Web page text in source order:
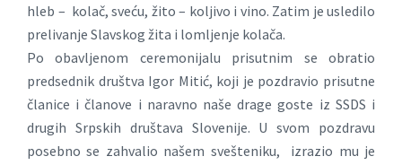
hleb – kolač, sveću, žito – koljivo i vino. Zatim je usledilo
prelivanje Slavskog žita i lomljenje kolača.
Po obavljenom ceremonijalu prisutnim se obratio
predsednik društva Igor Mitić, koji je pozdravio prisutne
članice i članove i naravno naše drage goste iz SSDS i
drugih Srpskih društava Slovenije. U svom pozdravu
posebno se zahvalio našem svešteniku, izrazio mu je